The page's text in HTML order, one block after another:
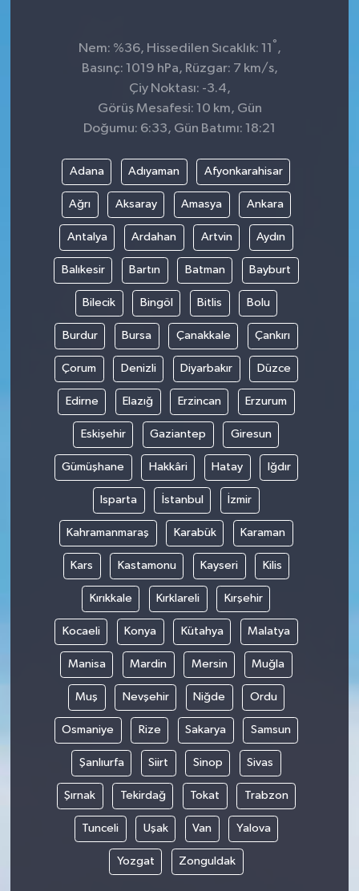
Nem: %36, Hissedilen Sıcaklık: 11 ° ,
Basınç: 1019 hPa, Rüzgar: 7 km/s,
Çiy Noktası: -3.4,
Görüş Mesafesi: 10 km, Gün
Doğumu: 6:33, Gün Batımı: 18:21
Adana Adıyaman Afyonkarahisar
Ağrı Aksaray Amasya Ankara
Antalya Ardahan Artvin Aydın
Balıkesir Bartın Batman Bayburt
Bilecik Bingöl Bitlis Bolu
Burdur Bursa Çanakkale Çankırı
Çorum Denizli Diyarbakır Düzce
Edirne Elazığ Erzincan Erzurum
Eskişehir Gaziantep Giresun
Gümüşhane Hakkâri Hatay Iğdır
Isparta İstanbul İzmir
Kahramanmaraş Karabük Karaman
Kars Kastamonu Kayseri Kilis
Kırıkkale Kırklareli Kırşehir
Kocaeli Konya Kütahya Malatya
Manisa Mardin Mersin Muğla
Muş Nevşehir Niğde Ordu
Osmaniye Rize Sakarya Samsun
Şanlıurfa Siirt Sinop Sivas
Şırnak Tekirdağ Tokat Trabzon
Tunceli Uşak Van Yalova
Yozgat Zonguldak